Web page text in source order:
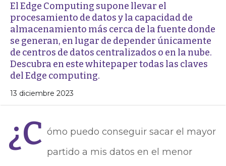
El Edge Computing supone llevar el
procesamiento de datos y la capacidad de
almacenamiento más cerca de la fuente donde
se generan, en lugar de depender únicamente
de centros de datos centralizados o en la nube.
Descubra en este whitepaper todas las claves
del Edge computing.
13 diciembre 2023
¿C ómo puedo conseguir sacar el mayor
partido a mis datos en el menor